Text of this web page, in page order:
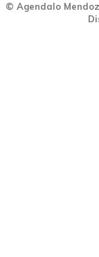
© Agendalo